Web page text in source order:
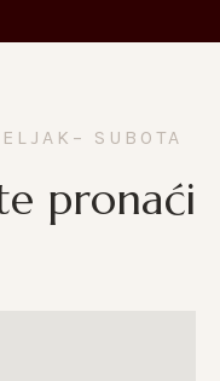
SUBOTA
pronaći